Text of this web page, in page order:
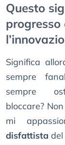
Questo
progresso
Significa
sempre
sempre
bloccare?
mi
disfattista del